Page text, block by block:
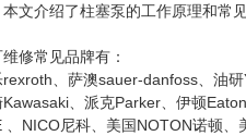
文介绍了柱塞泵的工作原理和常
修常见品牌有：
rexroth、萨澳sauer-danfoss、油
、派克Parker、伊顿
、NICO尼科、美国NOTON诺顿